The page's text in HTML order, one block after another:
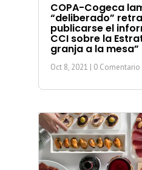
COPA-Cogeca
“deliberado”
publicarse el
CCI sobre la
granja a la mesa”
Oct 8, 2021 | 0 Comentario